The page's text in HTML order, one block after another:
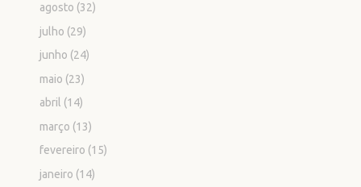
agosto (32)
julho (29)
junho (24)
maio (23)
abril (14)
março (13)
fevereiro (15)
janeiro (14)